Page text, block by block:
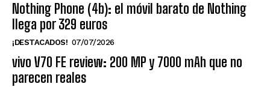
Nothing Phone (4b): el móvil barato de Nothing
llega por 329 euros
¡DESTACADOS! 07/07/2026
vivo V70 FE review: 200 MP y 7000 mAh que no
parecen reales